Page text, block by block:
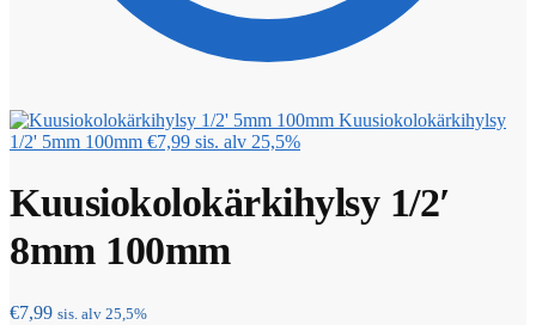
Kuusiokolokärkihylsy
1/2' 5mm 100mm €7,99 sis. alv 25,5%
Kuusiokolokärkihylsy 1/2′
8mm 100mm
€7,99 sis. alv 25,5%